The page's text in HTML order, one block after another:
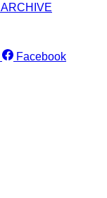
ARCHIVE
Facebook